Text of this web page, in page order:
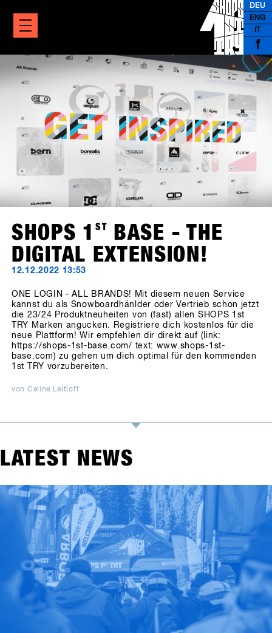
DEU
ENG
f
SHOPS 1 ST
BASE - THE
DIGITAL EXTENSION!
12.12.2022 13:53
ONE LOGIN - ALL BRANDS! Mit diesem neuen Service
kannst du als Snowboardhänlder oder Vertrieb schon jetzt
die 23/24 Produktneuheiten von (fast) allen SHOPS 1st
TRY Marken angucken. Registriere dich kostenlos für die
neue Plattform! Wir empfehlen dir direkt auf (link:
https://shops-1st-base.com/ text: www.shops-1st-
base.com) zu gehen um dich optimal für den kommenden
1st TRY vorzubereiten.
von Celine Leitloff
LATEST NEWS